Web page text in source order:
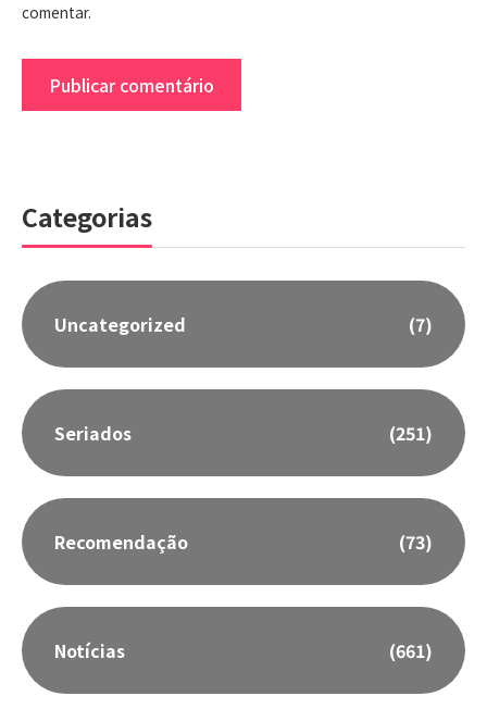
comentar.
Categorias
Uncategorized (7)
Seriados (251)
Recomendação (73)
Notícias (661)